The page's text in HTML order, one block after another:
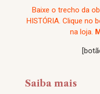
Baixe o trecho da
HISTÓRIA. Clique no
na loja.
Saiba mais